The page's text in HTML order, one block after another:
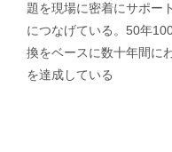
題を現場に密着にサポー
につなげている。50年
換をベースに数十年間に
を達成している